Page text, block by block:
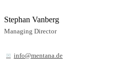
Stephan Vanberg
Managing Director
info@mentana.de